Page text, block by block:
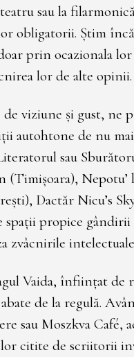
sau la
obligatorii. Știm
prin ocazionala lor
lor de alte opinii.
viziune și gust, ne
autohtone de nu
sau
(Timișoara),
Dactăr Nicu’s
spații propice
zvâcnirile
Vaida, înființat de
de la regulă.
sau Moszkva Café,
citite de scriitorii